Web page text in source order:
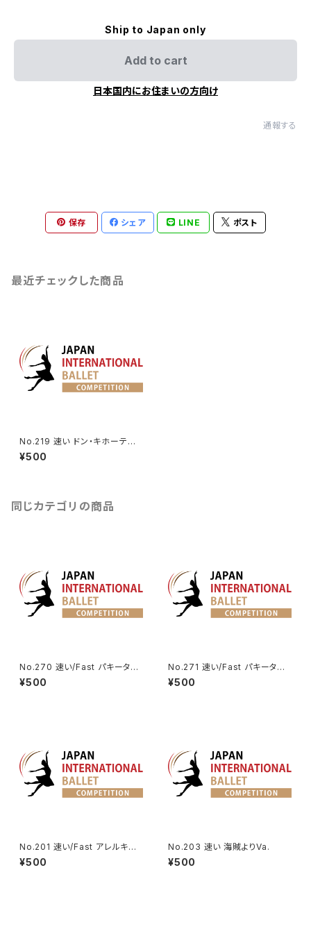
Ship to Japan only
Add to cart
日本国内にお住まいの方向け
通報する
保存 シェア LINE ポスト
最近チェックした商品
No.219 速い ドン・キホーテ第1
幕よりキトリのVa.
¥500
同じカテゴリの商品
No.270 速い/Fast パキータよ
りカンダウル王のVa. | King Ca
ndaules Variation from Paq
¥500
No.271 速い/Fast パキータよ
りカマルゴのVa. | Camargo V
ariation from Paquita
¥500
No.201 速い/Fast アレルキナ
ーダよりコロンビーヌのVa. | H
arlequinade Variation
¥500
No.203 速い 海賊よりVa.
¥500